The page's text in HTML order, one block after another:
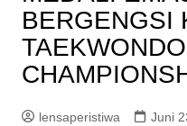
BERGENGSI
lensaperistiwa Juni